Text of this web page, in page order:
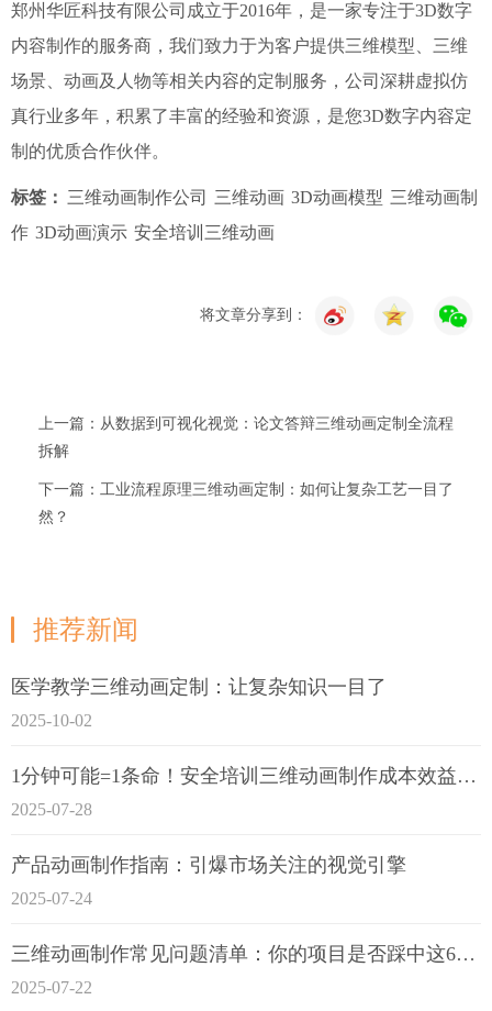
郑州华匠科技有限公司成立于2016年，是一家专注于3D数字
内容制作的服务商，我们致力于为客户提供三维模型、三维
场景、动画及人物等相关内容的定制服务，公司深耕虚拟仿
真行业多年，积累了丰富的经验和资源，是您3D数字内容定
制的优质合作伙伴。
标签： 三维动画制作公司 三维动画 3D动画模型 三维动画制
作 3D动画演示 安全培训三维动画
将文章分享到：
上一篇：从数据到可视化视觉：论文答辩三维动画定制全流程
拆解
下一篇：工业流程原理三维动画定制：如何让复杂工艺一目了
然？
推荐新闻
医学教学三维动画定制：让复杂知识一目了
2025-10-02
1分钟可能=1条命！安全培训三维动画制作成本效益深度拆解
2025-07-28
产品动画制作指南：引爆市场关注的视觉引擎
2025-07-24
三维动画制作常见问题清单：你的项目是否踩中这6大技术雷区？
2025-07-22